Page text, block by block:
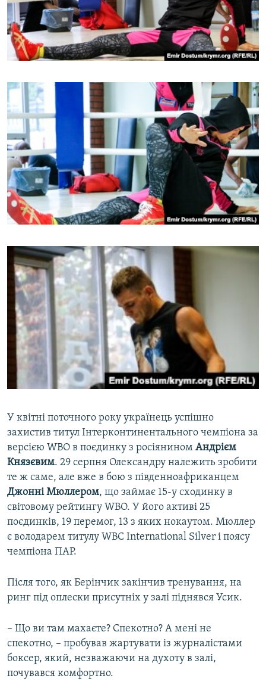
У квітні поточного року українець успішно
захистив титул Інтерконтинентального чемпіона за
версією WBO в поєдинку з росіянином Андрієм
Князєвим. 29 серпня Олександру належить зробити
те ж саме, але вже в бою з південноафриканцем
Джонні Мюллером, що займає 15-у сходинку в
світовому рейтингу WBO. У його активі 25
поєдинків, 19 перемог, 13 з яких нокаутом. Мюллер
є володарем титулу WBC International Silver і поясу
чемпіона ПАР.
Після того, як Берінчик закінчив тренування, на
ринг під оплески присутніх у залі піднявся Усик.
– Що ви там махаєте? Спекотно? А мені не
спекотно, – пробував жартувати із журналістами
боксер, який, незважаючи на духоту в залі,
почувався комфортно.